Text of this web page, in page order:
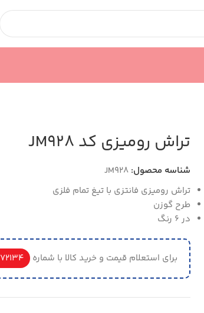
تراش رومیزی کد JM928
شناسه محصول: JM928
تراش رومیزی فانتزی با تیغ تمام فلزی
طرح گوزن
در 6 رنگ
برای استعلام قیمت و خرید کالا با شماره 72134-021